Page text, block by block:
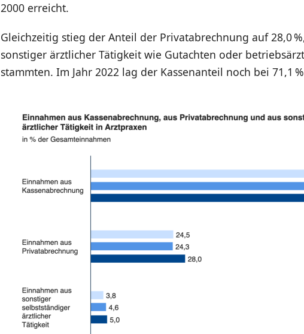
2000 erreicht.
Gleichzeitig stieg der Anteil der Privatabrechnung auf 28,0
sonstiger ärztlicher Tätigkeit wie Gutachten oder
stammten. Im Jahr 2022 lag der Kassenanteil noch bei 71,1